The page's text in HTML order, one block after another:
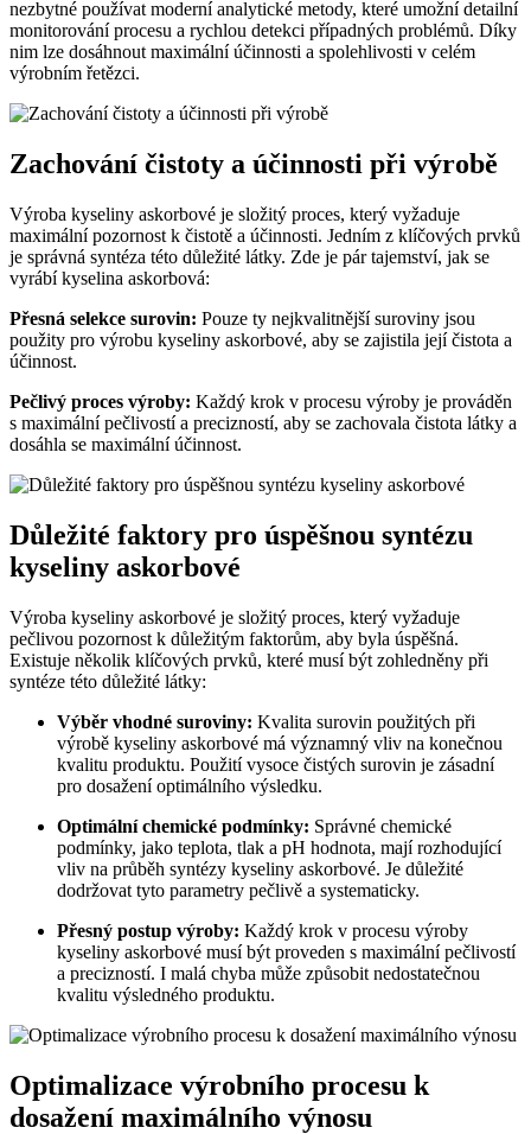
nezbytné používat moderní analytické metody, které umožní detailní
monitorování procesu a rychlou detekci případných problémů. Díky
nim lze dosáhnout maximální účinnosti a spolehlivosti v celém
výrobním řetězci.
Zachování čistoty a účinnosti při výrobě
Výroba kyseliny askorbové je složitý proces, který vyžaduje
maximální pozornost k čistotě a účinnosti. Jedním z klíčových prvků
je správná syntéza této důležité látky. Zde je pár tajemství, jak se
vyrábí kyselina askorbová:
Přesná selekce surovin: Pouze ty nejkvalitnější suroviny jsou
použity pro výrobu kyseliny askorbové, aby se zajistila její čistota a
účinnost.
Pečlivý proces výroby: Každý krok v procesu výroby je prováděn
s maximální pečlivostí a precizností, aby se zachovala čistota látky a
dosáhla se maximální účinnost.
Důležité faktory pro úspěšnou syntézu
kyseliny askorbové
Výroba kyseliny askorbové je složitý proces, který vyžaduje
pečlivou pozornost k důležitým faktorům, aby byla úspěšná.
Existuje několik klíčových prvků, které musí být zohledněny při
syntéze této důležité látky:
Výběr vhodné suroviny: Kvalita surovin použitých při
výrobě kyseliny askorbové má významný vliv na konečnou
kvalitu produktu. Použití vysoce čistých surovin je zásadní
pro dosažení optimálního výsledku.
Optimální chemické podmínky: Správné chemické
podmínky, jako teplota, tlak a pH hodnota, mají rozhodující
vliv na průběh syntézy kyseliny askorbové. Je důležité
dodržovat tyto parametry pečlivě a systematicky.
Přesný postup výroby: Každý krok v procesu výroby
kyseliny askorbové musí být proveden s maximální pečlivostí
a precizností. I malá chyba může způsobit nedostatečnou
kvalitu výsledného produktu.
Optimalizace výrobního procesu k
dosažení maximálního výnosu